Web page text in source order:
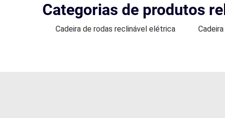
Categorias de produtos
Cadeira de rodas reclinável elétrica